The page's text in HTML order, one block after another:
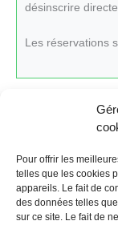
Pour offrir les
telles que les cookies
appareils. Le fait de
des données telles
sur ce site. Le fait de
désinscrire
Les réservations
←Évènement